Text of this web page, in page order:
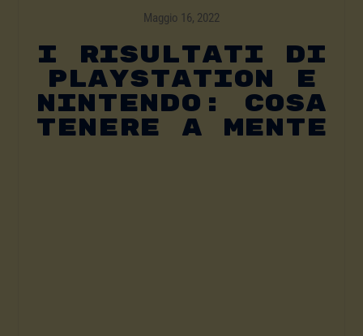
Maggio 16, 2022
I Risultati Di
PlayStation E
Nintendo: Cosa
Tenere A Mente